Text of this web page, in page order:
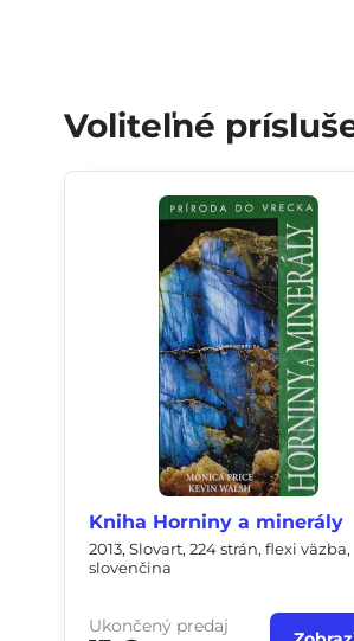
Voliteľné
Kniha Horniny a minerály
2013, Slovart, 224 strán, flexi väzba,
slovenčina
Ukončený predaj